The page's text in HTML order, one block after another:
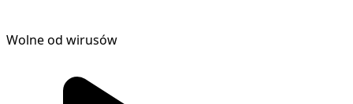
Wolne od wirusów